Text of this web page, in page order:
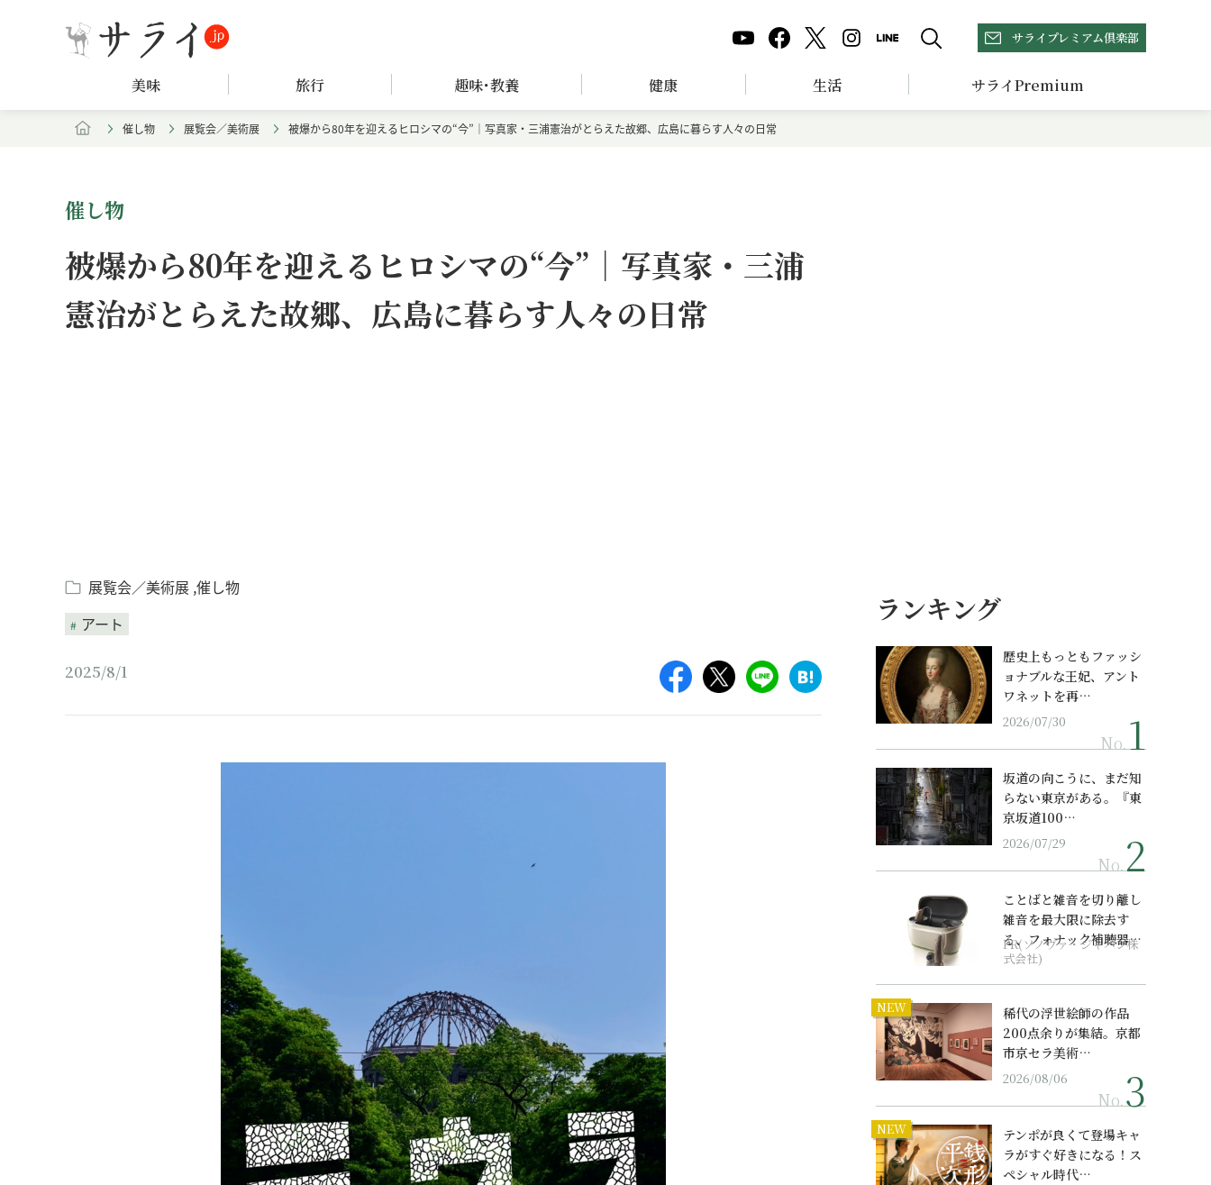
サライプレミアム倶楽部
美味 旅行 趣味･教養 健康 生活 サライPremium
催し物 展覧会／美術展 被爆から80年を迎えるヒロシマの“今”｜写真家・三浦憲治がとらえた故郷、広島に暮らす人々の日常
催し物
被爆から80年を迎えるヒロシマの“今”｜写真家・三浦
憲治がとらえた故郷、広島に暮らす人々の日常
展覧会／美術展 催し物
アート
2025/8/1
ランキング
歴史上もっともファッシ
ョナブルな王妃、アント
ワネットを再…
2026/07/30
No.
坂道の向こうに、まだ知
らない東京がある。『東
京坂道100…
2026/07/29
No.
ことばと雑音を切り離し
雑音を最大限に除去す
る、フォナック補聴器の
最上位モデル
PR(ソノヴァ・ジャパン株
式会社)
NEW
稀代の浮世絵師の作品
200点余りが集結。京都
市京セラ美術…
2026/08/06
No.
NEW
テンポが良くて登場キャ
ラがすぐ好きになる！ス
ペシャル時代…